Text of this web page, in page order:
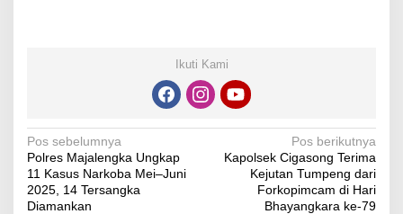
Ikuti Kami
Navigasi
pos
Pos sebelumnya
Polres Majalengka Ungkap
11 Kasus Narkoba Mei–Juni
2025, 14 Tersangka
Diamankan
Pos berikutnya
Kapolsek Cigasong Terima
Kejutan Tumpeng dari
Forkopimcam di Hari
Bhayangkara ke-79